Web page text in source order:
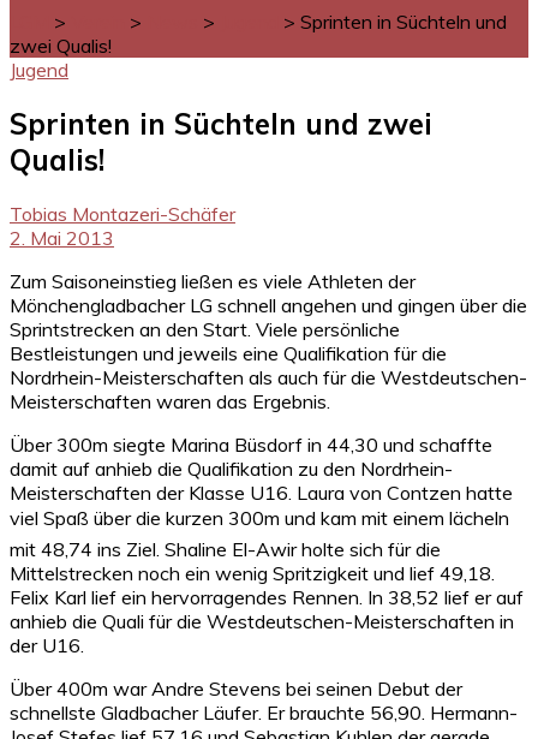
> > > > Sprinten in Süchteln und
zwei Qualis!
Jugend
Sprinten in Süchteln und zwei
Qualis!
Tobias Montazeri-Schäfer
2. Mai 2013
Zum Saisoneinstieg ließen es viele Athleten der
Mönchengladbacher LG schnell angehen und gingen über die
Sprintstrecken an den Start. Viele persönliche
Bestleistungen und jeweils eine Qualifikation für die
Nordrhein-Meisterschaften als auch für die Westdeutschen-
Meisterschaften waren das Ergebnis.
Über 300m siegte Marina Büsdorf in 44,30 und schaffte
damit auf anhieb die Qualifikation zu den Nordrhein-
Meisterschaften der Klasse U16. Laura von Contzen hatte
viel Spaß über die kurzen 300m und kam mit einem lächeln
mit 48,74 ins Ziel. Shaline El-Awir holte sich für die
Mittelstrecken noch ein wenig Spritzigkeit und lief 49,18.
Felix Karl lief ein hervorragendes Rennen. In 38,52 lief er auf
anhieb die Quali für die Westdeutschen-Meisterschaften in
der U16.
Über 400m war Andre Stevens bei seinen Debut der
schnellste Gladbacher Läufer. Er brauchte 56,90. Hermann-